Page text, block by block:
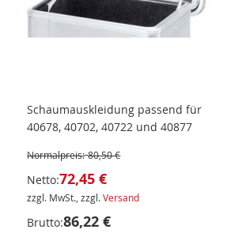
Schaumauskleidung passend für
40678, 40702, 40722 und 40877
Normalpreis: 80,50 €
Netto:72,45 €
zzgl. MwSt., zzgl.Versand
Brutto:86,22 €